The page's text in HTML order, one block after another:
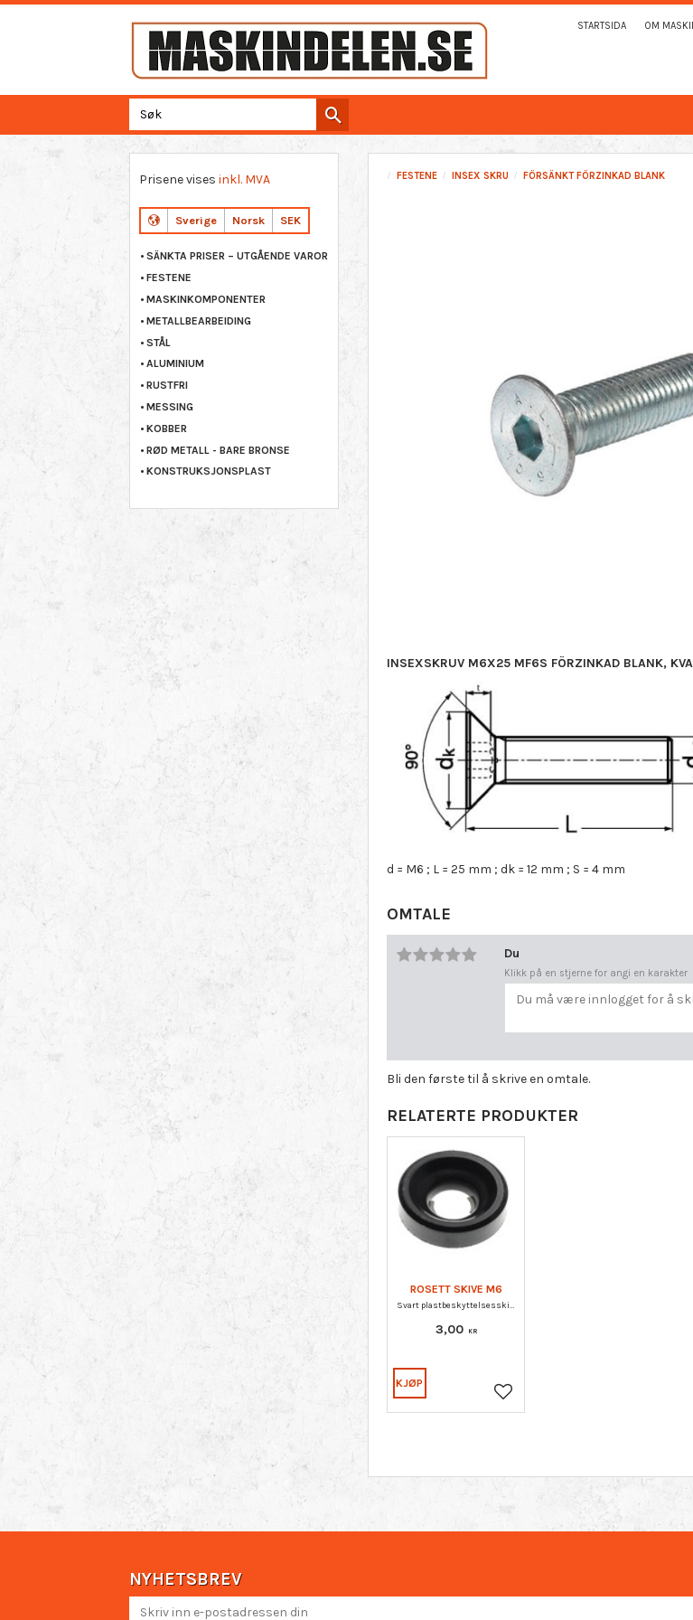
STARTSIDA OM
FESTENE INSEX SKRU FÖRSÄNKT FÖRZINKAD BLANK
INSEXSKRUV M6X25 MF6S FÖRZINKAD BLANK,
d = M6 ; L = 25 mm ; dk = 12 mm ; S = 4 mm
OMTALE
Du
Klikk på en stjerne for angi en karakter
Bli den første til å skrive en omtale.
RELATERTE PRODUKTER
ROSETT SKIVE M6
Svart plastbeskyttelsesskive designet for forsenkede skruer.
3,00 KR
Lagre som favoritt
KJØP
Prisene vises inkl. MVA
Sverige Norsk SEK
SÄNKTA PRISER – UTGÅENDE VAROR
FESTENE
MASKINKOMPONENTER
METALLBEARBEIDING
STÅL
ALUMINIUM
RUSTFRI
MESSING
KOBBER
RØD METALL - BARE BRONSE
KONSTRUKSJONSPLAST
NYHETSBREV